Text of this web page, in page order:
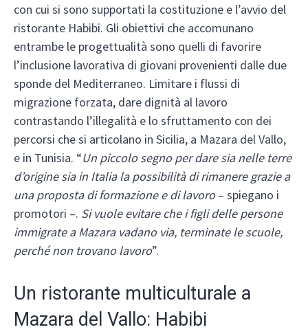
con cui si sono supportati la costituzione e l’avvio del
ristorante Habibi. Gli obiettivi che accomunano
entrambe le progettualità sono quelli di favorire
l’inclusione lavorativa di giovani provenienti dalle due
sponde del Mediterraneo. Limitare i flussi di
migrazione forzata, dare dignità al lavoro
contrastando l’illegalità e lo sfruttamento con dei
percorsi che si articolano in Sicilia, a Mazara del Vallo,
e in Tunisia. “Un piccolo segno per dare sia nelle terre
d’origine sia in Italia la possibilità di rimanere grazie a
una proposta di formazione e di lavoro– spiegano i
promotori –. Si vuole evitare che i figli delle persone
immigrate a Mazara vadano via, terminate le scuole,
perché non trovano lavoro”.
Un ristorante multiculturale a
Mazara del Vallo: Habibi